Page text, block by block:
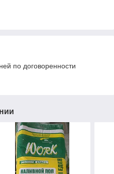
по договоренности